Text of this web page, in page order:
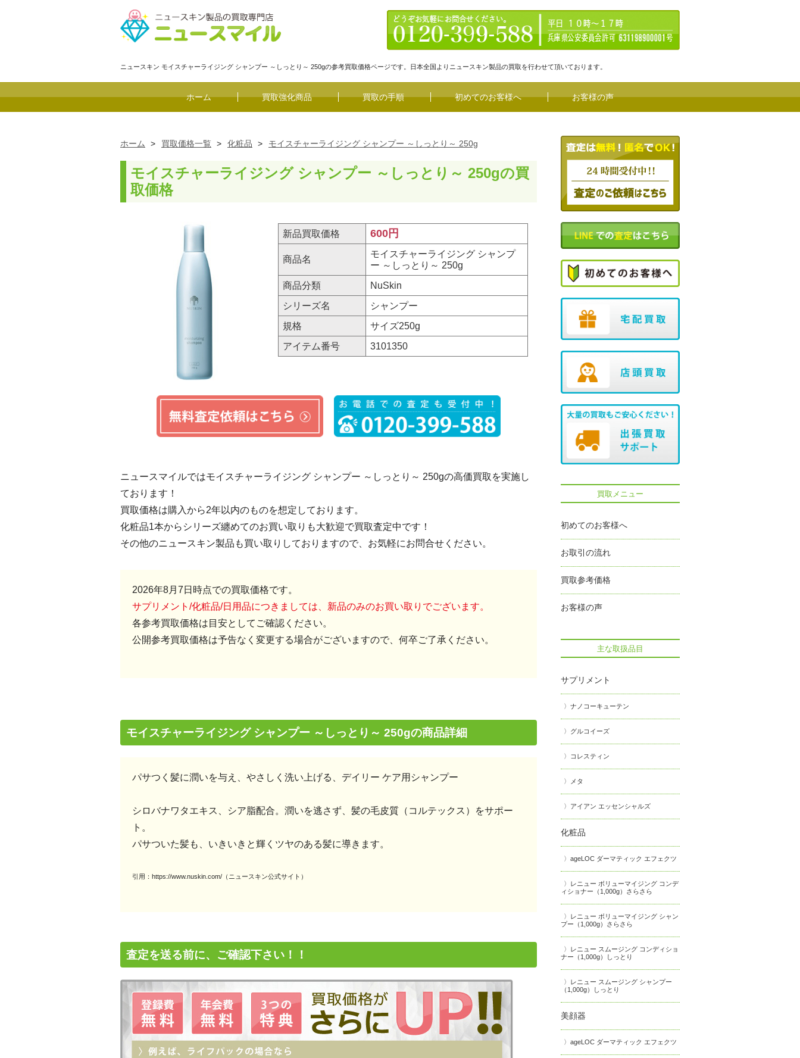
ニュースキン モイスチャーライジング シャンプー ～しっとり～ 250gの参考買取価格ページです。日本全国よりニュースキン製品の買取を行わせて頂いております。
ホーム 買取強化商品 買取の手順 初めてのお客様へ お客様の声
ホーム > 買取価格一覧 > 化粧品 > モイスチャーライジング シャンプー ～しっとり～ 250g
モイスチャーライジング シャンプー ～しっとり～ 250gの買
取価格
新品買取価格 600円
商品名
モイスチャーライジング シャンプ
ー ～しっとり～ 250g
商品分類
NuSkin
シリーズ名
シャンプー
規格
サイズ250g
アイテム番号
3101350
ニュースマイルではモイスチャーライジング シャンプー ～しっとり～ 250gの高価買取を実施し
ております！
買取価格は購入から2年以内のものを想定しております。
化粧品1本からシリーズ纏めてのお買い取りも大歓迎で買取査定中です！
その他のニュースキン製品も買い取りしておりますので、お気軽にお問合せください。
2026年8月7日時点での買取価格です。
サプリメント/化粧品/日用品につきましては、新品のみのお買い取りでございます。
各参考買取価格は目安としてご確認ください。
公開参考買取価格は予告なく変更する場合がございますので、何卒ご了承ください。
モイスチャーライジング シャンプー ～しっとり～ 250gの商品詳細
パサつく髪に潤いを与え、やさしく洗い上げる、デイリー ケア用シャンプー
シロバナワタエキス、シア脂配合。潤いを逃さず、髪の毛皮質（コルテックス）をサポー
ト。
パサついた髪も、いきいきと輝くツヤのある髪に導きます。
引用：https://www.nuskin.com/（ニュースキン公式サイト）
査定を送る前に、ご確認下さい！！
買取メニュー
初めてのお客様へ
お取引の流れ
買取参考価格
お客様の声
主な取扱品目
サプリメント
ナノコーキューテン
グルコイーズ
コレスティン
メタ
アイアン エッセンシャルズ
化粧品
ageLOC ダーマティック エフェクツ
レニュー ボリューマイジング コンデ
ィショナー（1,000g）さらさら
レニュー ボリューマイジング シャン
プー（1,000g）さらさら
レニュー スムージング コンディショ
ナー（1,000g）しっとり
レニュー スムージング シャンプー
（1,000g）しっとり
美顔器
ageLOC ダーマティック エフェクツ